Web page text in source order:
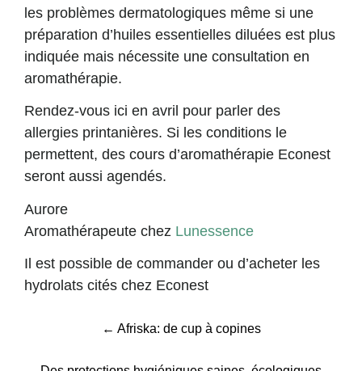
les problèmes dermatologiques même si une
préparation d’huiles essentielles diluées est plus
indiquée mais nécessite une consultation en
aromathérapie.
Rendez-vous ici en avril pour parler des
allergies printanières. Si les conditions le
permettent, des cours d’aromathérapie Econest
seront aussi agendés.
Aurore
Aromathérapeute chez Lunessence
Il est possible de commander ou d’acheter les
hydrolats cités chez Econest
← Afriska: de cup à copines